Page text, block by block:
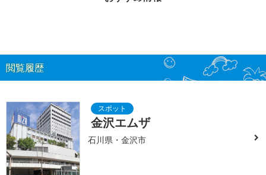
閲覧履歴
金沢エムザ
石川県・金沢市